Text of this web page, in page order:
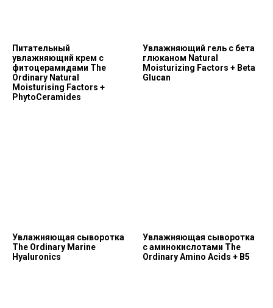
Питательный
увлажняющий крем с
фитоцерамидами The
Ordinary Natural
Moisturising Factors +
PhytoCeramides
Увлажняющий гель с бета
глюканом Natural
Moisturizing Factors + Beta
Glucan
Увлажняющая сыворотка
The Ordinary Marine
Hyaluronics
Увлажняющая сыворотка
с аминокислотами The
Ordinary Amino Acids + B5